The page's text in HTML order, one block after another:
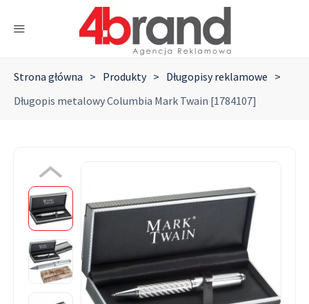
Strona główna > Produkty > Długopisy reklamowe >
Długopis metalowy Columbia Mark Twain [1784107]